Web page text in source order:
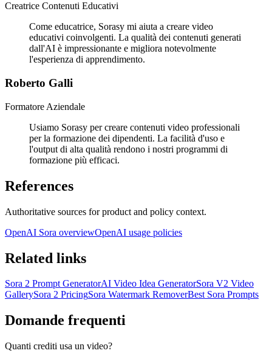
Creatrice Contenuti Educativi
Come educatrice, Sorasy mi aiuta a creare video
educativi coinvolgenti. La qualità dei contenuti generati
dall'AI è impressionante e migliora notevolmente
l'esperienza di apprendimento.
Roberto Galli
Formatore Aziendale
Usiamo Sorasy per creare contenuti video professionali
per la formazione dei dipendenti. La facilità d'uso e
l'output di alta qualità rendono i nostri programmi di
formazione più efficaci.
References
Authoritative sources for product and policy context.
OpenAI Sora overviewOpenAI usage policies
Related links
Sora 2 Prompt GeneratorAI Video Idea GeneratorSora V2 Video
GallerySora 2 PricingSora Watermark RemoverBest Sora Prompts
Domande frequenti
Quanti crediti usa un video?